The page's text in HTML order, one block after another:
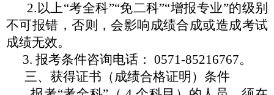
2.以上“考全科”“免二科”“增报专业”的级别
不可报错，否则，会影响成绩合成或造成考试
成绩无效。
3. 报考条件咨询电话： 0571-85216767。
三、 获得证书（成绩合格证明）条件